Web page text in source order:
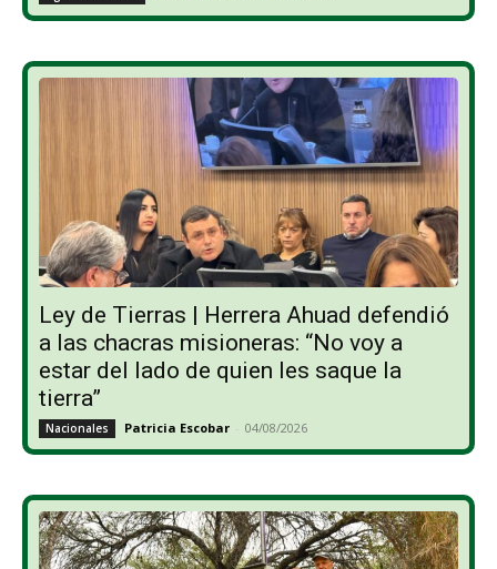
Ley de Tierras | Herrera Ahuad defendió
a las chacras misioneras: “No voy a
estar del lado de quien les saque la
tierra”
Nacionales Patricia Escobar - 04/08/2026